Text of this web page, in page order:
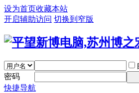
设为首页收藏本站
开启辅助访问 切换到窄版
密码
快捷导航